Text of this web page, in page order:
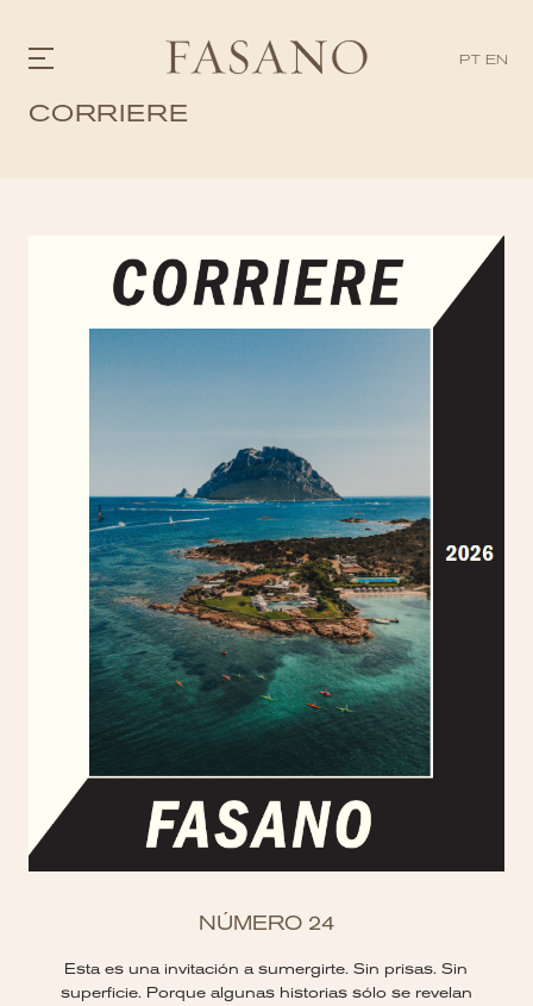
PT EN
TIENDA | SELEZIONE
DESCUBRIR
WHAT'S COOKING
CORRIERE
NÚMERO 24
Esta es una invitación a sumergirte. Sin prisas. Sin
superficie. Porque algunas historias sólo se revelan